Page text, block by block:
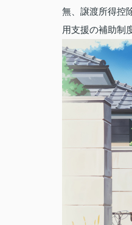
無、譲渡所得控
用支援の補助制